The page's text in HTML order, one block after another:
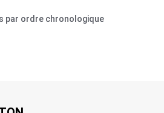
par ordre chronologique